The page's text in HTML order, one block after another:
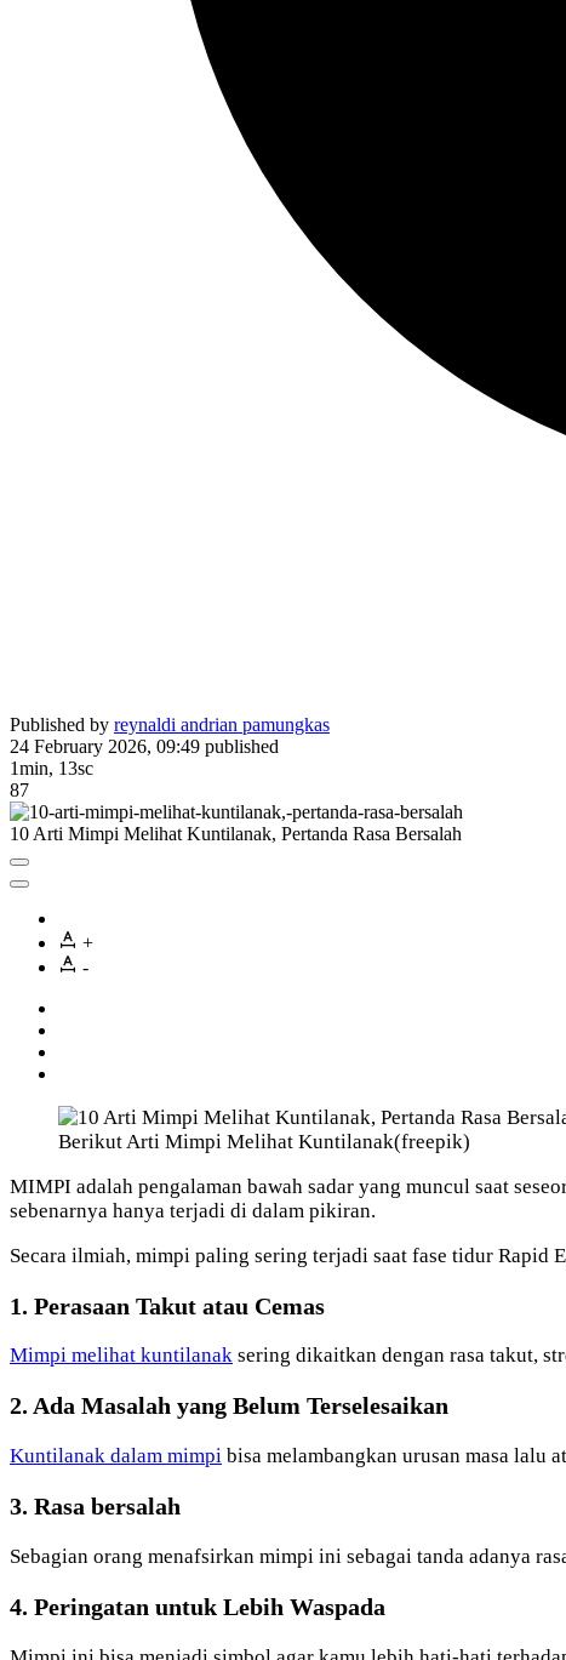
Published by reynaldi andrian pamungkas
24 February 2026, 09:49 published
1min, 13sc
87
10 Arti Mimpi Melihat Kuntilanak, Pertanda Rasa Bersalah
+
-
Berikut Arti Mimpi Melihat Kuntilanak(freepik)
MIMPI adalah pengalaman bawah sadar yang muncul saat
sebenarnya hanya terjadi di dalam pikiran.
Secara ilmiah, mimpi paling sering terjadi saat fase tidur
1. Perasaan Takut atau Cemas
Mimpi melihat kuntilanak sering dikaitkan dengan rasa takut,
2. Ada Masalah yang Belum Terselesaikan
Kuntilanak dalam mimpi bisa melambangkan urusan masa lalu
3. Rasa bersalah
Sebagian orang menafsirkan mimpi ini sebagai tanda adanya
4. Peringatan untuk Lebih Waspada